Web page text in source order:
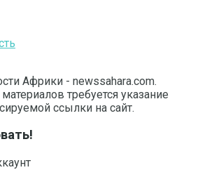
Африки - newssahara.com.
требуется указание
ссылки на сайт.